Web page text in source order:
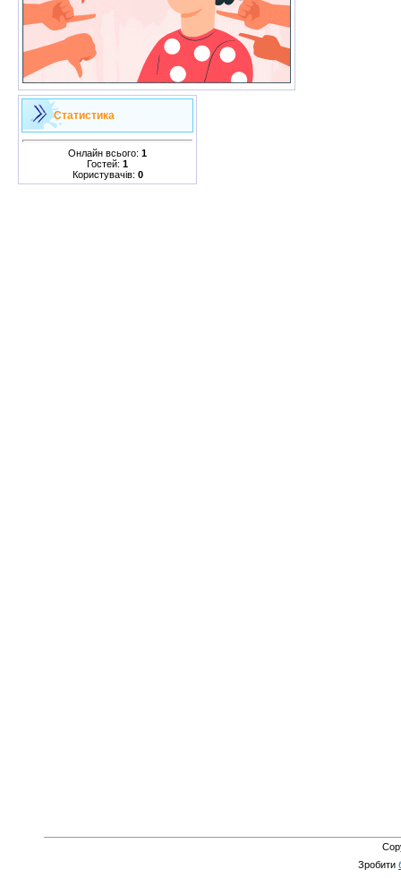
Статистика
Онлайн всього: 1
Гостей: 1
Користувачів: 0
Зробити